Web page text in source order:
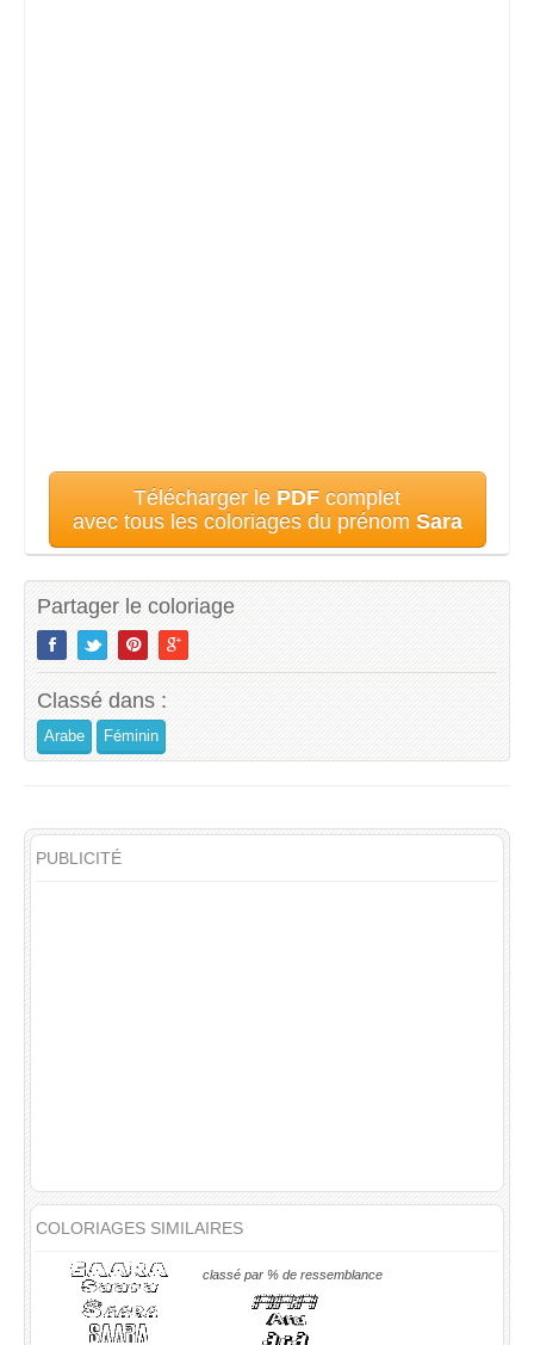
Télécharger le PDF complet
avec tous les coloriages du prénom Sara
Partager le coloriage
Classé dans :
Arabe Féminin
PUBLICITÉ
COLORIAGES SIMILAIRES
classé par % de ressemblance